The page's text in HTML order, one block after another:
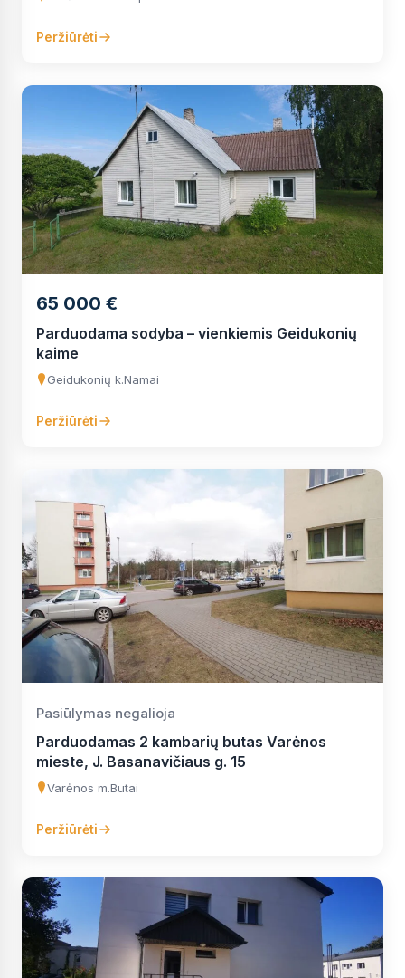
Peržiūrėti
65 000 €
Parduodama sodyba – vienkiemis Geidukonių
kaime
Geidukonių k.Namai
Peržiūrėti
Pasiūlymas negalioja
Parduodamas 2 kambarių butas Varėnos
mieste, J. Basanavičiaus g. 15
Varėnos m.Butai
Peržiūrėti